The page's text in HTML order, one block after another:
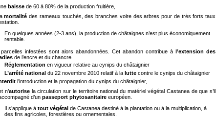
baisse de 60 à 80% de la production fruitière,
mortalité des rameaux touchés, des branches voire des arbres pour de très forts taux
En quelques années (2-3 ans), la production de châtaignes n’est plus économiquement
rentable.
infestées sont alors abandonnées. Cet abandon contribue à l’extension des
de l’encre et du chancre.
Réglementation en vigueur relative au cynips du châtaignier
L’arrêté national du 22 novembre 2010 relatif à la lutte contre le cynips du châtaignier
l’introduction et la propagation du cynips du châtaignier,
autorise la circulation sur le territoire national du matériel végétal Castanea de que s’il
d’un passeport phytosanitaire européen.
Il s’applique à tout végétal de Castanea destiné à la plantation ou à la multiplication, à
des fins agricoles, forestières ou ornementales.